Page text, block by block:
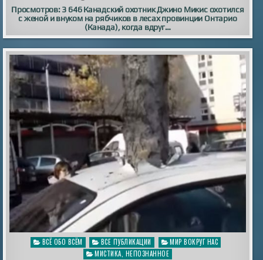
Просмотров: 3 646 Канадский охотник Джино Микис охотился
с женой и внуком на рябчиков в лесах провинции Онтарио
(Канада), когда вдруг…
Опубликовано
в
ВСЁ ОБО ВСЁМ ВСЕ ПУБЛИКАЦИИ
МИР ВОКРУГ НАС
МИСТИКА, НЕПОЗНАННОЕ